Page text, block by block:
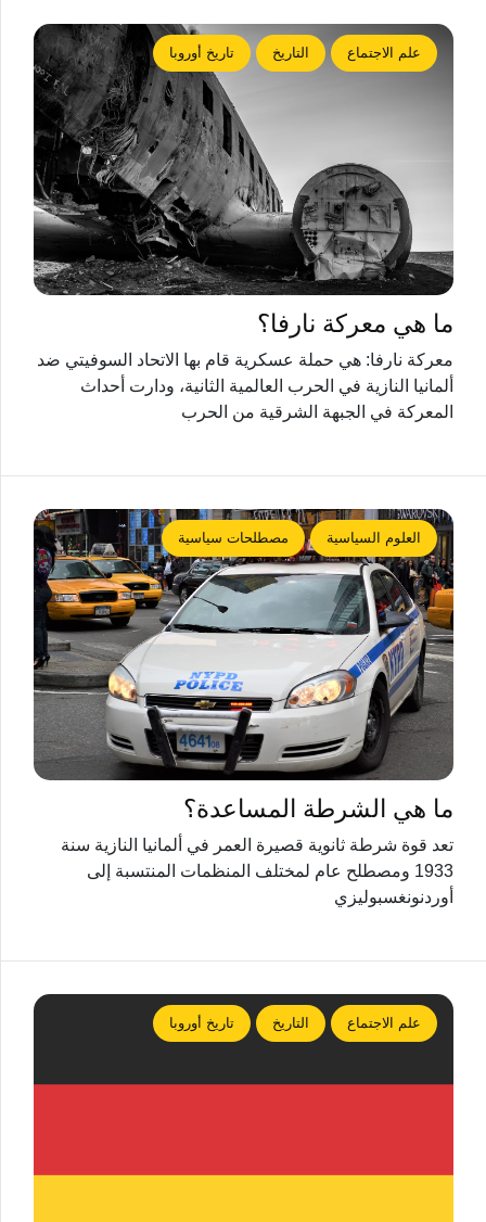
علم الاجتماع التاريخ تاريخ أوروبا
ما هي معركة نارفا؟
معركة نارفا: هي حملة عسكرية قام بها الاتحاد السوفيتي ضد
ألمانيا النازية في الحرب العالمية الثانية، ودارت أحداث
المعركة في الجبهة الشرقية من الحرب
العلوم السياسية مصطلحات سياسية
ما هي الشرطة المساعدة؟
تعد قوة شرطة ثانوية قصيرة العمر في ألمانيا النازية سنة
1933 ومصطلح عام لمختلف المنظمات المنتسبة إلى
أوردنونغسبوليزي
علم الاجتماع التاريخ تاريخ أوروبا